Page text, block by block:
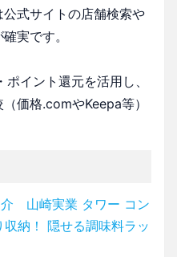
式サイトの店舗検索や
実です。
イント還元を活用し、
価格.comやKeepa等）
介 山崎実業 タワー コン
納！ 隠せる調味料ラッ